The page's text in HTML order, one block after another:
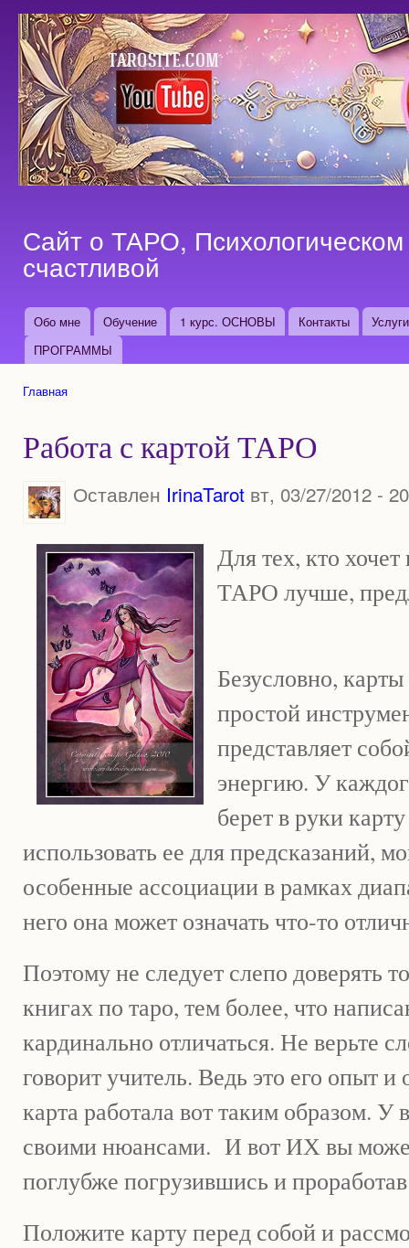
Сайт о ТАРО,
счастливой
Основные ссылки
Обо мне Обучение 1 курс. ОСНОВЫ Контакты
Услуги
ПРОГРАММЫ
Главная
Работа с картой ТАРО
Оставлен IrinaTarotвт, 03/27/2012 -
Для тех, кто
ТАРО лучше,
Безусловно,
простой
представляет
энергию. У
берет в руки
использовать ее для предсказаний,
особенные ассоциации в рамках
него она может означать что-то
Поэтому не следует слепо доверять
книгах по таро, тем более, что
кардинально отличаться. Не верьте
говорит учитель. Ведь это его опыт и
карта работала вот таким образом. У
своими нюансами. И вот ИХ вы
поглубже погрузившись и
Положите карту перед собой и